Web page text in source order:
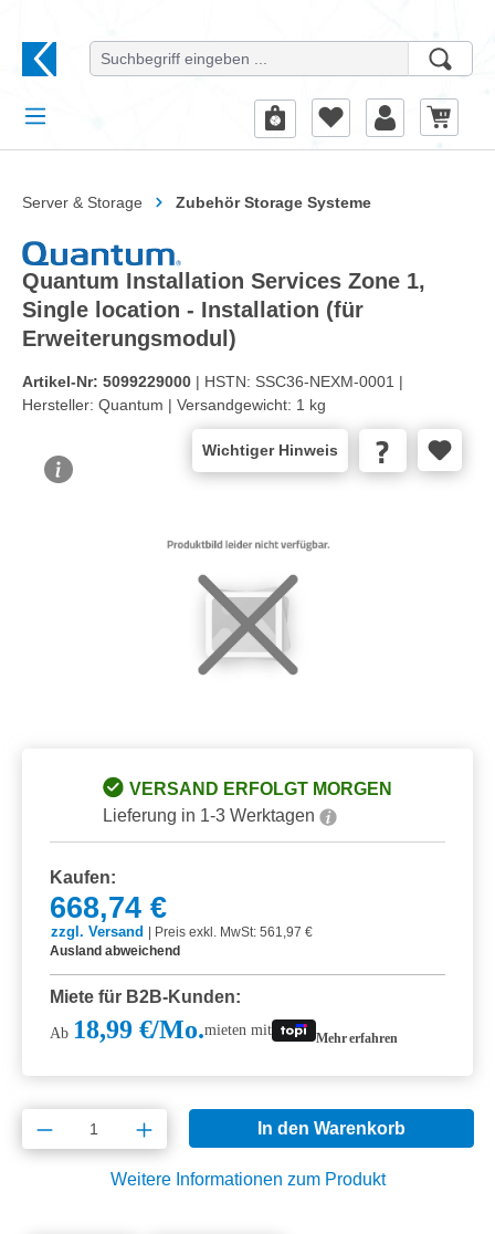
Server & Storage Zubehör Storage Systeme
Quantum Installation Services Zone 1,
Single location - Installation (für
Erweiterungsmodul)
Artikel-Nr: 5099229000 | HSTN: SSC36-NEXM-0001 |
Hersteller: Quantum | Versandgewicht: 1 kg
Wichtiger Hinweis
VERSAND ERFOLGT MORGEN
Lieferung in 1-3 Werktagen
Kaufen:
668,74 €
zzgl. Versand
Preis exkl. MwSt: 561,97 €
Ausland abweichend
Miete für B2B-Kunden:
Ab 18,99 €/Mo.mieten mit Mehr erfahren
Produkt Anzahl: Gib den gewünschten
In den Warenkorb
Weitere Informationen zum Produkt